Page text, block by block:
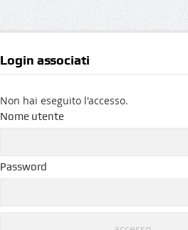
Login associati
Non hai eseguito l'accesso.
Nome utente
Password